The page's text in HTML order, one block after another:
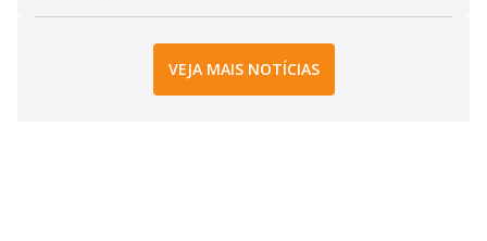
VEJA MAIS NOTÍCIAS